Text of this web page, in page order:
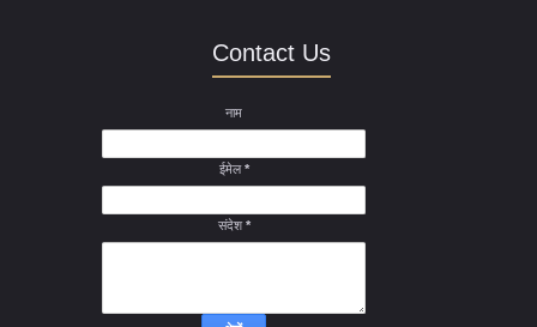
Contact Us
नाम
ईमेल*
संदेश*